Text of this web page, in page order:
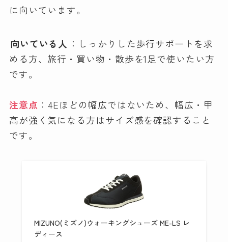
に向いています。
向いている人 ：しっかりした歩行サポートを求
める方、旅行・買い物・散歩を1足で使いたい方
です。
注意点 ：4Eほどの幅広ではないため、幅広・甲
高が強く気になる方はサイズ感を確認すること
です。
MIZUNO(ミズノ)ウォーキングシューズ ME-LS レ
ディース